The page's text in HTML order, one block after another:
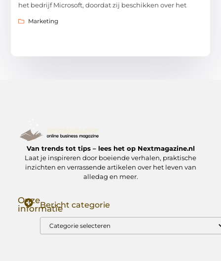
het bedrijf Microsoft, doordat zij beschikken over het
Marketing
Van trends tot tips – lees het op Nextmagazine.nl
Laat je inspireren door boeiende verhalen, praktische
inzichten en verrassende artikelen over het leven van
alledag en meer.
Onze
informatieBericht categorie